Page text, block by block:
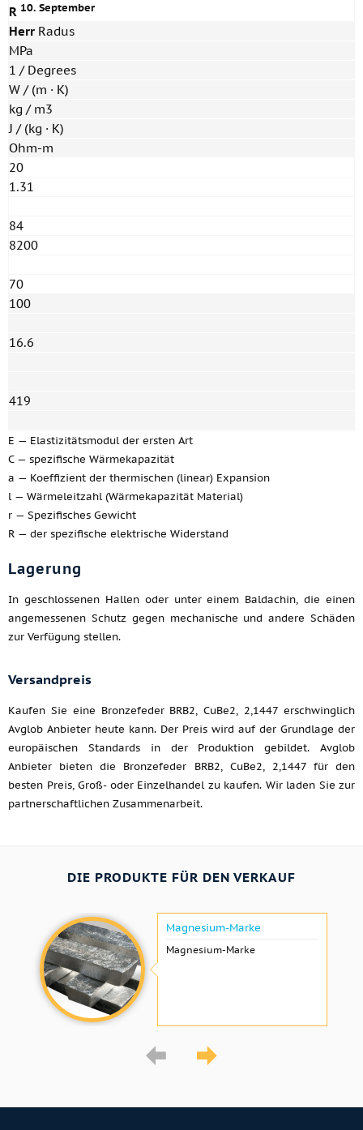
R 10. September
Herr Radus
MPa
1 / Degrees
W / (m · K)
kg / m3
J / (kg · K)
Ohm-m
20
1.31
84
8200
70
100
16.6
419
E — Elastizitätsmodul der ersten Art
C — spezifische Wärmekapazität
a — Koeffizient der thermischen (linear) Expansion
l — Wärmeleitzahl (Wärmekapazität Material)
r — Spezifisches Gewicht
R — der spezifische elektrische Widerstand
Lagerung
In geschlossenen Hallen oder unter einem Baldachin, die einen
angemessenen Schutz gegen mechanische und andere Schäden
zur Verfügung stellen.
Versandpreis
Kaufen Sie eine Bronzefeder BRB2, CuBe2, 2,1447 erschwinglich
Avglob Anbieter heute kann. Der Preis wird auf der Grundlage der
europäischen Standards in der Produktion gebildet. Avglob
Anbieter bieten die Bronzefeder BRB2, CuBe2, 2,1447 für den
besten Preis, Groß- oder Einzelhandel zu kaufen. Wir laden Sie zur
partnerschaftlichen Zusammenarbeit.
DIE PRODUKTE FÜR DEN VERKAUF
Magnesium-Marke
Magnesium-Marke